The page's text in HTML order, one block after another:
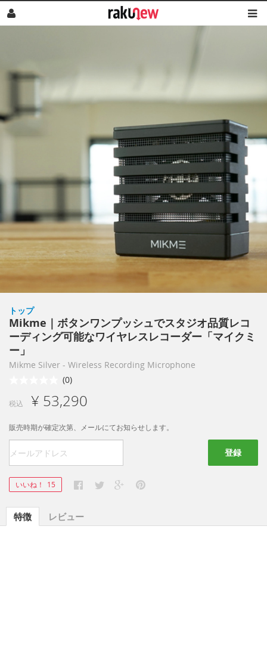
トップ
Mikme｜ボタンワンプッシュでスタジオ品質レコ
ーディング可能なワイヤレスレコーダー「マイクミ
ー」
Mikme Silver - Wireless Recording Microphone
(0)
税込 ¥ 53,290
販売時期が確定次第、メールにてお知らせします。
登録
いいね！ 15
特徴 レビュー